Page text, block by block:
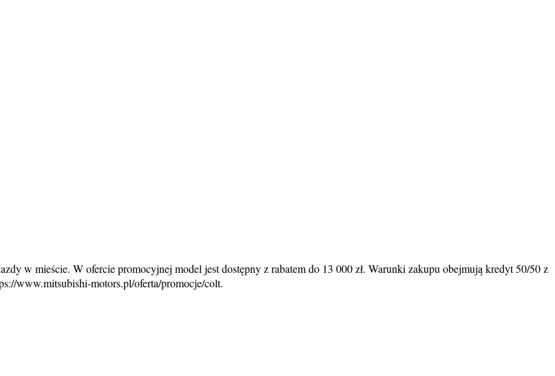
w mieście. W ofercie promocyjnej model jest dostępny z rabatem do 13 000 zł. Warunki zakupu obejmują kredyt 50/50 z
www.mitsubishi-motors.pl/oferta/promocje/colt.